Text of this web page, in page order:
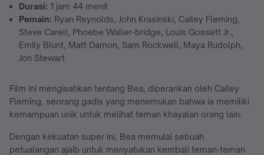
Durasi: 1 jam 44 menit
Pemain: Ryan Reynolds, John Krasinski, Cailey Fleming,
Steve Carell, Phoebe Waller-bridge, Louis Gossett Jr.,
Emily Blunt, Matt Damon, Sam Rockwell, Maya Rudolph,
Jon Stewart
Film ini mengisahkan tentang Bea, diperankan oleh Cailey
Fleming, seorang gadis yang menemukan bahwa ia memiliki
kemampuan unik untuk melihat teman khayalan orang lain.
Dengan kekuatan super ini, Bea memulai sebuah
petualangan ajaib untuk menyatukan kembali teman-teman